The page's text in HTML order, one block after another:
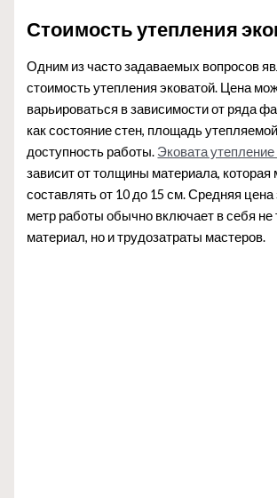
Стоимость утепления
Одним из часто задаваемых вопросов
стоимость утепления эковатой. Цена
варьироваться в зависимости от ряда
как состояние стен, площадь
доступность работы. Эковата
зависит от толщины материала, которая
составлять от 10 до 15 см. Средняя
метр работы обычно включает в себя не
материал, но и трудозатраты мастеров.